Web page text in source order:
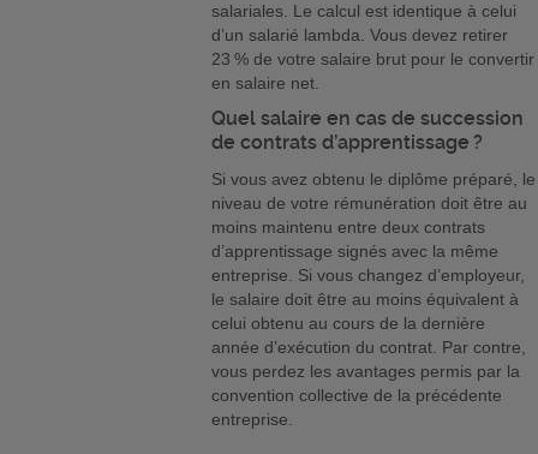
salariales. Le calcul est identique à celui
d’un salarié lambda. Vous devez retirer
23 % de votre salaire brut pour le convertir
en salaire net.
Quel salaire en cas de succession
de contrats d’apprentissage ?
Si vous avez obtenu le diplôme préparé, le
niveau de votre rémunération doit être au
moins maintenu entre deux contrats
d’apprentissage signés avec la même
entreprise. Si vous changez d’employeur,
le salaire doit être au moins équivalent à
celui obtenu au cours de la dernière
année d’exécution du contrat. Par contre,
vous perdez les avantages permis par la
convention collective de la précédente
entreprise.